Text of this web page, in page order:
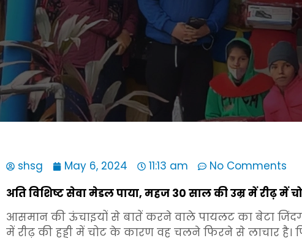
shsg May 6, 2024 11:13 am
No Comments
अति विशिष्ट सेवा मेडल पाया, महज 30 साल की उम्र में रीढ़ में
आसमान की ऊंचाइयों से बातें करने वाले पायलट का बेटा
में रीढ़ की हड्डी में चोट के कारण वह चलने फिरने से लाचार है।